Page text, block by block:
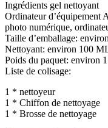
Ingrédients gel nettoyant
Ordinateur d’équipement
photo numérique,
Taille d’emballage:
Nettoyant: environ 100
Poids du paquet: environ
Liste de colisage:
1 * nettoyeur
1 * Chiffon de nettoyage
1 * Brosse de nettoyage